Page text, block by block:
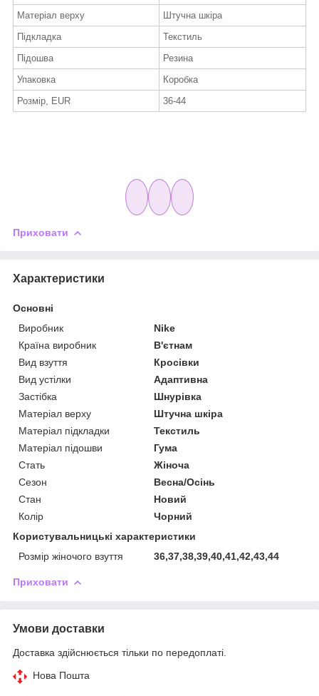
Матеріал верху
Штучна шкіра
Підкладка
Текстиль
Підошва
Резина
Упаковка
Коробка
Розмір, EUR
36-44
Приховати
Характеристики
Основні
Виробник
Nike
Країна виробник
В'єтнам
Вид взуття
Кросівки
Вид устілки
Адаптивна
Застібка
Шнурівка
Матеріал верху
Штучна шкіра
Матеріал підкладки
Текстиль
Матеріал підошви
Гума
Стать
Жіноча
Сезон
Весна/Осінь
Стан
Новий
Колір
Чорний
Користувальницькі характеристики
Розмір жіночого взуття
36,37,38,39,40,41,42,43,44
Приховати
Умови доставки
Доставка здійснюється тільки по передоплаті.
Нова Пошта